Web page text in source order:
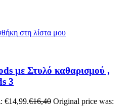
στη λίστα μου
με Στυλό καθαρισμού ,
3
€14,99.€16,40 Original price was: